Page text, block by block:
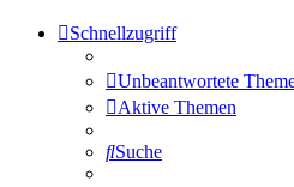
Schnellzugriff
Unbeantwortete
Aktive Themen
Suche